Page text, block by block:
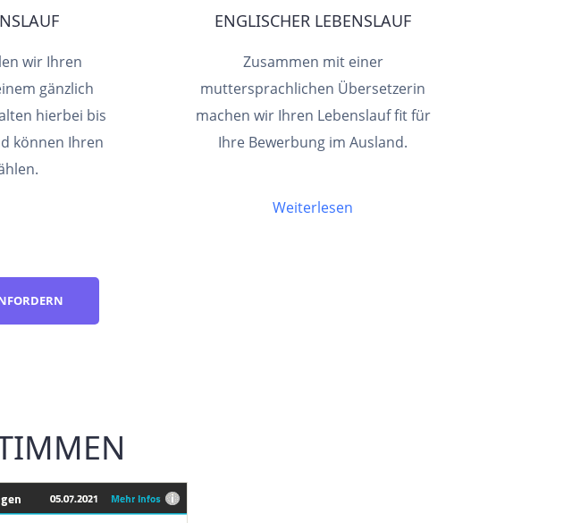
wir Ihren
gänzlich
hierbei bis
können Ihren
ENGLISCHER LEBENSLAUF
Zusammen mit einer
muttersprachlichen Übersetzerin
machen wir Ihren Lebenslauf fit für
Ihre Bewerbung im Ausland.
Weiterlesen